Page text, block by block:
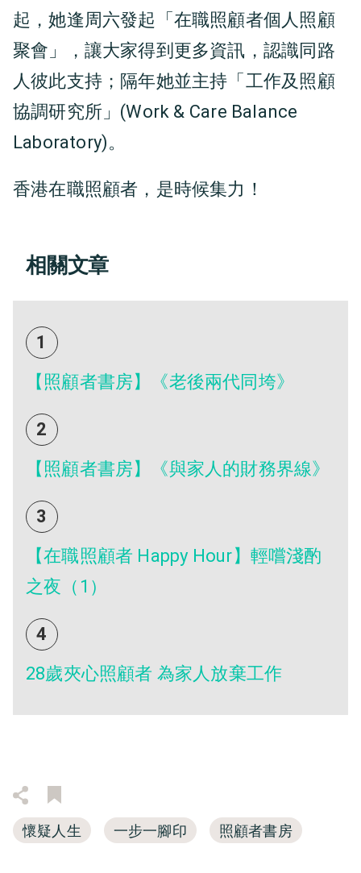
起，她逢周六發起「在職照顧者個人照顧
聚會」，讓大家得到更多資訊，認識同路
人彼此支持；隔年她並主持「工作及照顧
協調研究所」(Work & Care Balance
Laboratory)。
香港在職照顧者，是時候集力！
相關文章
1
【照顧者書房】《老後兩代同垮》
2
【照顧者書房】《與家人的財務界線》
3
【在職照顧者 Happy Hour】輕嚐淺酌
之夜（1）
4
28歲夾心照顧者 為家人放棄工作
懷疑人生 一步一腳印 照顧者書房